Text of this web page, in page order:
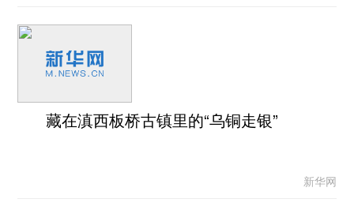
藏在滇西板桥古镇里的“乌铜走银”
新华网